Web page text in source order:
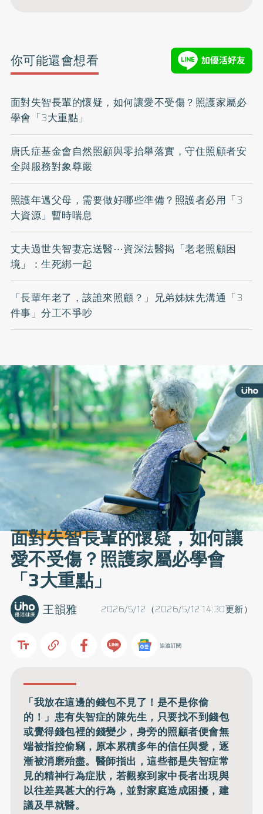
你可能還會想看
面對失智長輩的懷疑，如何讓愛不受傷？照護家屬必
學會「3大重點」
唐氏症基金會自然照顧與零抬舉落實，守住照顧者安
全與服務對象尊嚴
照護年邁父母，需要做好哪些準備？照護者必用「3
大資源」暫時喘息
丈夫過世失智妻忘送醫⋯資深法醫揭「老老照顧困
境」：生死綁一起
「長輩年老了，該誰來照顧？」兄弟姊妹先溝通「3
件事」分工不爭吵
面對失智長輩的懷疑，如何讓
愛不受傷？照護家屬必學會
「3大重點」
2026/5/12（2026/5/12 14:30更新）
王韻雅
追蹤訂閱
「我放在這邊的錢包不見了！是不是你偷
的！」患有失智症的陳先生，只要找不到錢包
或覺得錢包裡的錢變少，身旁的照顧者便會無
端被指控偷竊，原本累積多年的信任與愛，逐
漸被消磨殆盡。醫師指出，這些都是失智症常
見的精神行為症狀，若觀察到家中長者出現與
以往差異甚大的行為，並對家庭造成困擾，建
議及早就醫。